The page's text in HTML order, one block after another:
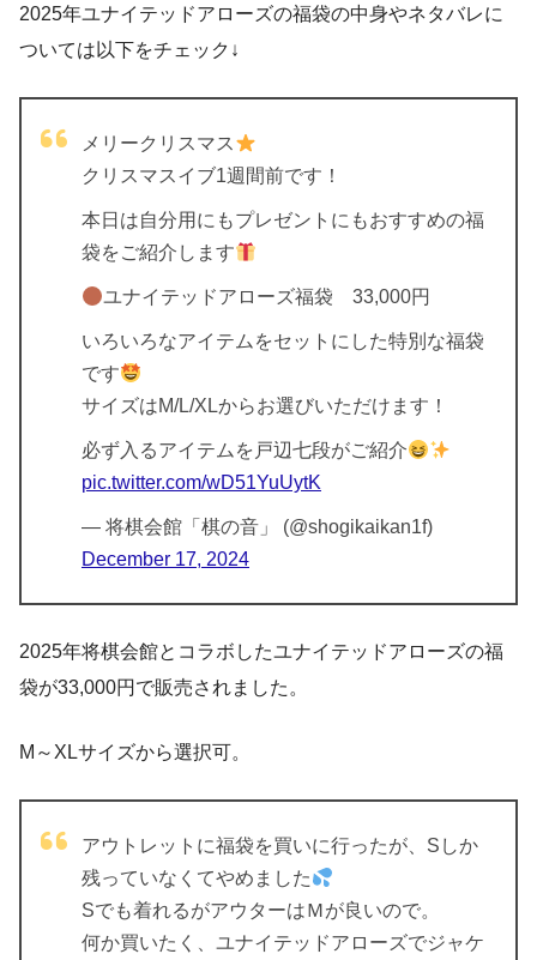
2025年ユナイテッドアローズの福袋の中身やネタバレに
ついては以下をチェック↓
メリークリスマス
クリスマスイブ1週間前です！
本日は自分用にもプレゼントにもおすすめの福
袋をご紹介します
ユナイテッドアローズ福袋 33,000円
いろいろなアイテムをセットにした特別な福袋
です
サイズはM/L/XLからお選びいただけます！
必ず入るアイテムを戸辺七段がご紹介
pic.twitter.com/wD51YuUytK
— 将棋会館「棋の音」 (@shogikaikan1f)
December 17, 2024
2025年将棋会館とコラボしたユナイテッドアローズの福
袋が33,000円で販売されました。
M～XLサイズから選択可。
アウトレットに福袋を買いに行ったが、Sしか
残っていなくてやめました
Sでも着れるがアウターはＭが良いので。
何か買いたく、ユナイテッドアローズでジャケ